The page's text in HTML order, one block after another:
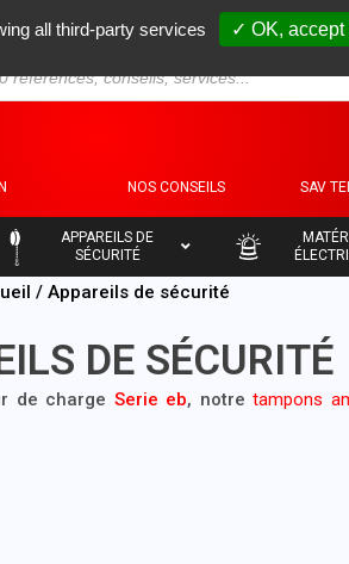
NOS CONSEILS SAV
APPAREILS DE
SÉCURITÉ
/ Appareils de sécurité
DE SÉCURITÉ
de charge Serie eb, notretampons
all third-party services ✓ OK, accept